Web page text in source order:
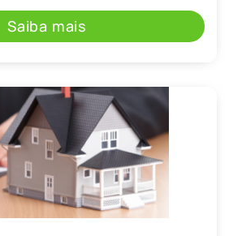
Saiba mais